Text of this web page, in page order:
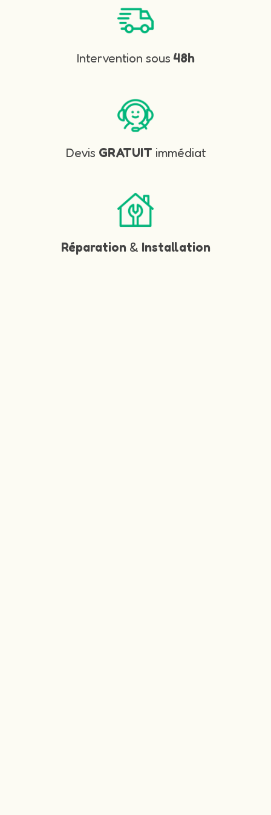
Intervention sous 48h
Devis GRATUIT immédiat
Réparation & Installation